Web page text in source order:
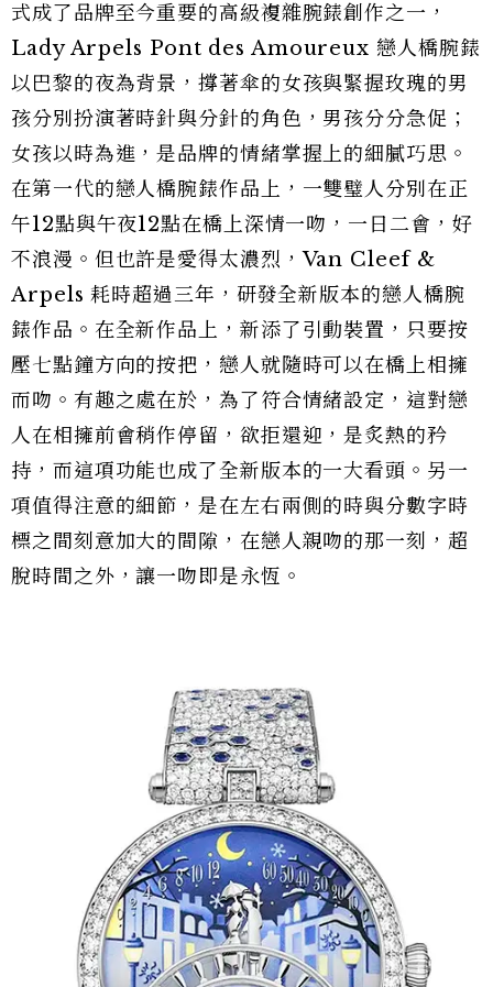
式成了品牌至今重要的高級複雜腕錶創作之一，
Lady Arpels Pont des Amoureux 戀人橋腕錶
以巴黎的夜為背景，撐著傘的女孩與緊握玫瑰的男
孩分別扮演著時針與分針的角色，男孩分分急促；
女孩以時為進，是品牌的情緒掌握上的細膩巧思。
在第一代的戀人橋腕錶作品上，一雙璧人分別在正
午12點與午夜12點在橋上深情一吻，一日二會，好
不浪漫。但也許是愛得太濃烈，Van Cleef &
Arpels 耗時超過三年，研發全新版本的戀人橋腕
錶作品。在全新作品上，新添了引動裝置，只要按
壓七點鐘方向的按把，戀人就隨時可以在橋上相擁
而吻。有趣之處在於，為了符合情緒設定，這對戀
人在相擁前會稍作停留，欲拒還迎，是炙熱的矜
持，而這項功能也成了全新版本的一大看頭。另一
項值得注意的細節，是在左右兩側的時與分數字時
標之間刻意加大的間隙，在戀人親吻的那一刻，超
脫時間之外，讓一吻即是永恆。